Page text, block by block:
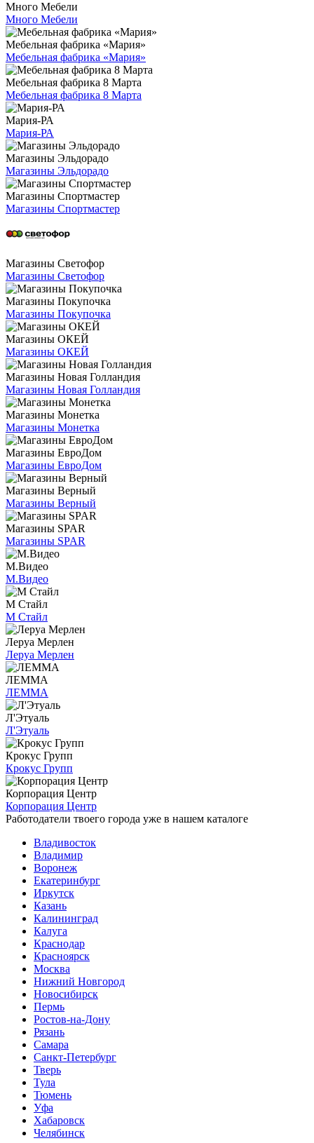
Много Мебели
Много Мебели
Мебельная фабрика «Мария»
Мебельная фабрика «Мария»
Мебельная фабрика 8 Марта
Мебельная фабрика 8 Марта
Мария-РА
Мария-РА
Магазины Эльдорадо
Магазины Эльдорадо
Магазины Спортмастер
Магазины Спортмастер
Магазины Светофор
Магазины Светофор
Магазины Покупочка
Магазины Покупочка
Магазины ОКЕЙ
Магазины ОКЕЙ
Магазины Новая Голландия
Магазины Новая Голландия
Магазины Монетка
Магазины Монетка
Магазины ЕвроДом
Магазины ЕвроДом
Магазины Верный
Магазины Верный
Магазины SPAR
Магазины SPAR
М.Видео
М.Видео
М Стайл
М Стайл
Леруа Мерлен
Леруа Мерлен
ЛЕММА
ЛЕММА
Л'Этуаль
Л'Этуаль
Крокус Групп
Крокус Групп
Корпорация Центр
Корпорация Центр
Работодатели твоего города уже в нашем каталоге
Владивосток
Владимир
Воронеж
Екатеринбург
Иркутск
Казань
Калининград
Калуга
Краснодар
Красноярск
Москва
Нижний Новгород
Новосибирск
Пермь
Ростов-на-Дону
Рязань
Самара
Санкт-Петербург
Тверь
Тула
Тюмень
Уфа
Хабаровск
Челябинск